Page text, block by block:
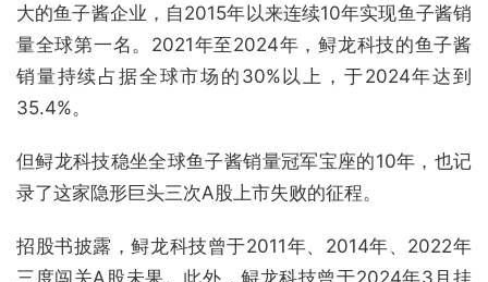
大的鱼子酱企业，自2015年以来连续10年实现鱼子酱销
量全球第一名。2021年至2024年，鲟龙科技的鱼子酱
销量持续占据全球市场的30%以上，于2024年达到
35.4%。
但鲟龙科技稳坐全球鱼子酱销量冠军宝座的10年，也记
录了这家隐形巨头三次A股上市失败的征程。
招股书披露，鲟龙科技曾于2011年、2014年、2022年
三度闯关A股未果。此外，鲟龙科技曾于2024年3月挂